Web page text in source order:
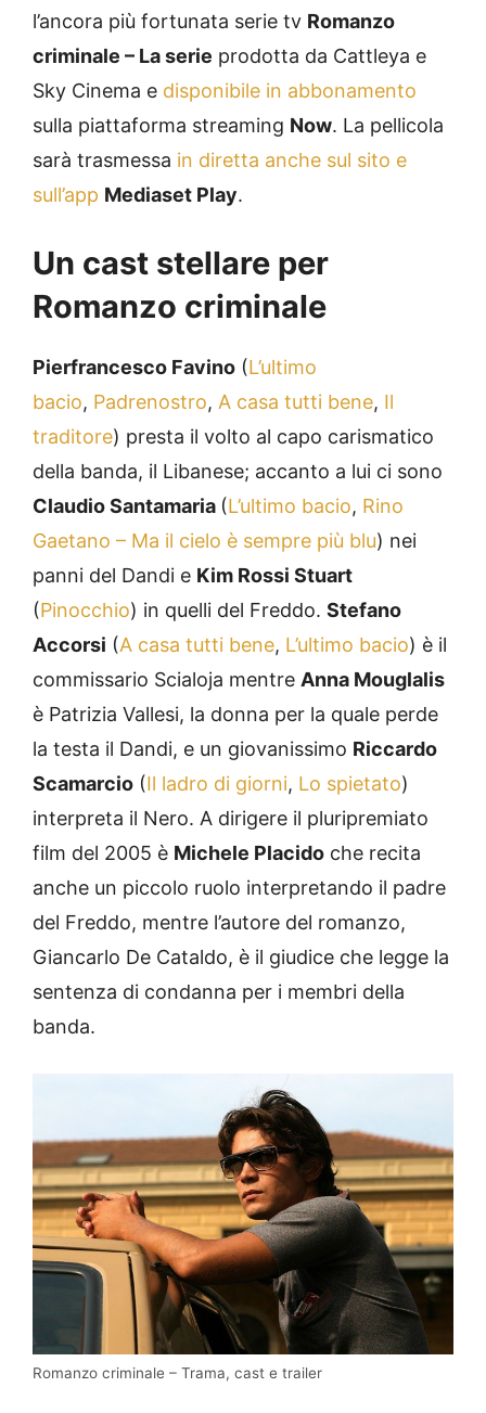
l’ancora più fortunata serie tv Romanzo
criminale – La serie prodotta da Cattleya e
Sky Cinema e disponibile in abbonamento
sulla piattaforma streaming Now. La pellicola
sarà trasmessa in diretta anche sul sito e
sull’app Mediaset Play.
Un cast stellare per
Romanzo criminale
Pierfrancesco Favino (L’ultimo
bacio, Padrenostro, A casa tutti bene, Il
traditore) presta il volto al capo carismatico
della banda, il Libanese; accanto a lui ci sono
Claudio Santamaria (L’ultimo bacio, Rino
Gaetano – Ma il cielo è sempre più blu) nei
panni del Dandi e Kim Rossi Stuart
(Pinocchio) in quelli del Freddo. Stefano
Accorsi (A casa tutti bene, L’ultimo bacio) è il
commissario Scialoja mentre Anna Mouglalis
è Patrizia Vallesi, la donna per la quale perde
la testa il Dandi, e un giovanissimo Riccardo
Scamarcio (Il ladro di giorni, Lo spietato)
interpreta il Nero. A dirigere il pluripremiato
film del 2005 è Michele Placido che recita
anche un piccolo ruolo interpretando il padre
del Freddo, mentre l’autore del romanzo,
Giancarlo De Cataldo, è il giudice che legge la
sentenza di condanna per i membri della
banda.
Romanzo criminale – Trama, cast e trailer